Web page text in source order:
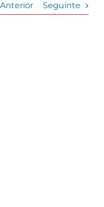
Anterior Seguinte